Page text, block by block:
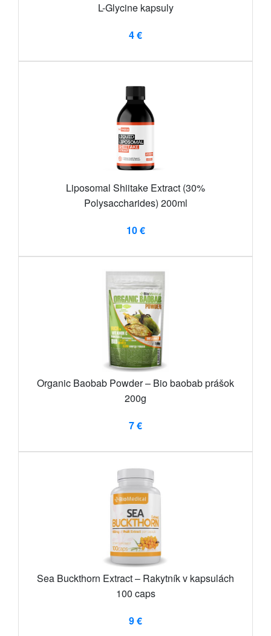
L-Glycine kapsuly
4 €
Liposomal Shiitake Extract (30%
Polysaccharides) 200ml
10 €
Organic Baobab Powder – Bio baobab prášok
200g
7 €
Sea Buckthorn Extract – Rakytník v kapsulách
100 caps
9 €